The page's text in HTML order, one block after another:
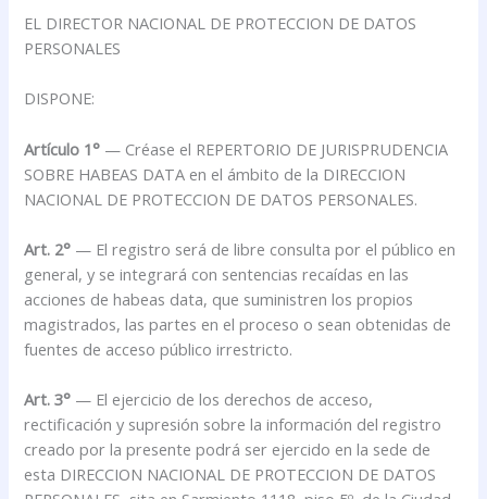
EL DIRECTOR NACIONAL DE PROTECCION DE DATOS
PERSONALES
DISPONE:
Artículo 1° — Créase el REPERTORIO DE JURISPRUDENCIA
SOBRE HABEAS DATA en el ámbito de la DIRECCION
NACIONAL DE PROTECCION DE DATOS PERSONALES.
Art. 2° — El registro será de libre consulta por el público en
general, y se integrará con sentencias recaídas en las
acciones de habeas data, que suministren los propios
magistrados, las partes en el proceso o sean obtenidas de
fuentes de acceso público irrestricto.
Art. 3° — El ejercicio de los derechos de acceso,
rectificación y supresión sobre la información del registro
creado por la presente podrá ser ejercido en la sede de
esta DIRECCION NACIONAL DE PROTECCION DE DATOS